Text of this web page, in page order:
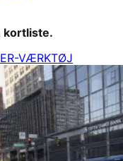
kortliste.
VÆRKTØJ